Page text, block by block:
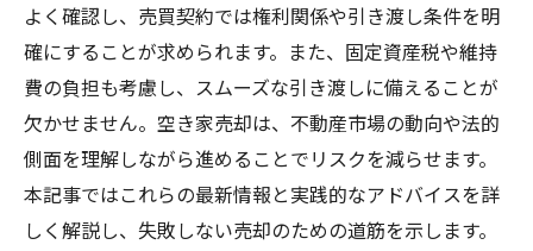
よく確認し、売買契約では権利関係や引き渡し条件を明
確にすることが求められます。また、固定資産税や維持
費の負担も考慮し、スムーズな引き渡しに備えることが
欠かせません。空き家売却は、不動産市場の動向や法的
側面を理解しながら進めることでリスクを減らせます。
本記事ではこれらの最新情報と実践的なアドバイスを詳
しく解説し、失敗しない売却のための道筋を示します。